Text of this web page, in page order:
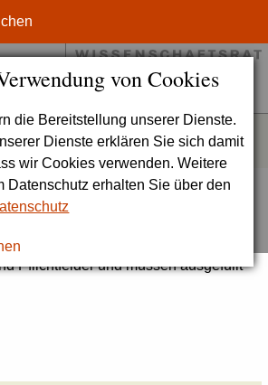
von Cookies
die Bereitstellung unserer Dienste.
Dienste erklären Sie sich damit
wir Cookies verwenden. Weitere
Datenschutz erhalten Sie über den
Pflichtfelder und müssen ausgefüllt